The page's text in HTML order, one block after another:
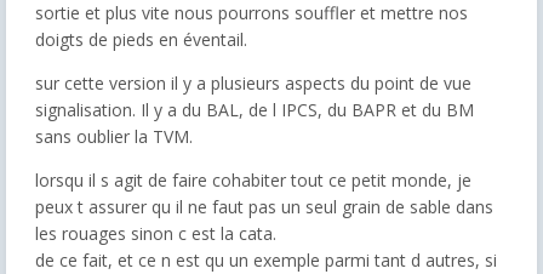
sortie et plus vite nous pourrons souffler et mettre nos
doigts de pieds en éventail.
sur cette version il y a plusieurs aspects du point de vue
signalisation. Il y a du BAL, de l IPCS, du BAPR et du BM
sans oublier la TVM.
lorsqu il s agit de faire cohabiter tout ce petit monde, je
peux t assurer qu il ne faut pas un seul grain de sable dans
les rouages sinon c est la cata.
de ce fait, et ce n est qu un exemple parmi tant d autres, si